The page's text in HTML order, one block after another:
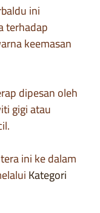
ini
terhadap
keemasan
dipesan oleh
gigi atau
ini ke dalam
Kategori